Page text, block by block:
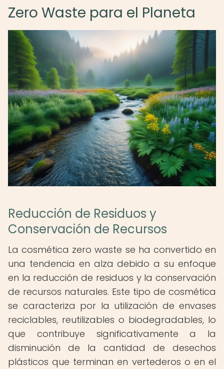
Zero Waste para el Planeta
Reducción de Residuos y
Conservación de Recursos
La cosmética zero waste se ha convertido en
una tendencia en alza debido a su enfoque
en la reducción de residuos y la conservación
de recursos naturales. Este tipo de cosmética
se caracteriza por la utilización de envases
reciclables, reutilizables o biodegradables, lo
que contribuye significativamente a la
disminución de la cantidad de desechos
plásticos que terminan en vertederos o en el